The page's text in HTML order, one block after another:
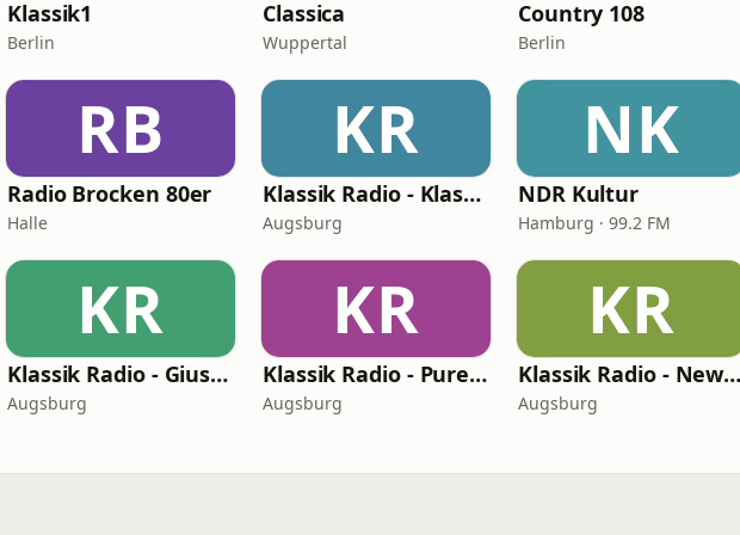
Klassik1
Berlin
Classica
Wuppertal
Country 108
Berlin
RB
Radio Brocken 80er
Halle
KR
Klassik Radio - Klassik Dreams
Augsburg
NK
NDR Kultur
Hamburg · 99.2 FM
KR
Klassik Radio - Giuseppe Verdi
Augsburg
KR
Klassik Radio - Pure Mozart
Augsburg
KR
Klassik Radio -
Augsburg